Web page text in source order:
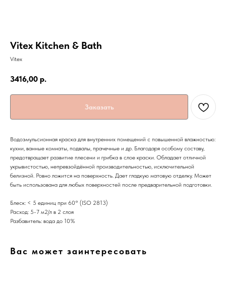
Vitex Kitchen & Bath
Vitex
3416,00 р.
Заказать
Водоэмульсионная краска для внутренних помещений с повышенной влажностью:
кухни, ванные комнаты, подвалы, прачечные и др. Благодаря особому составу,
предотвращает развитие плесени и грибка в слое краски. Обладает отличной
укрывистостью, непревзойдённой производительностью, исключительной
белизной. Ровно ложится на поверхность. Дает гладкую матовую отделку. Может
быть использована для любых поверхностей после предварительной подготовки.
Блеск: < 5 единиц при 60° (ISO 2813)
Расход: 5-7 м2/л в 2 слоя
Разбавитель: вода до 10%
Вас может заинтересовать